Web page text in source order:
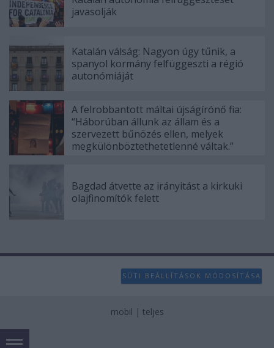
javasolják
Katalán válság: Nagyon úgy tűnik, a
spanyol kormány felfüggeszti a régió
autonómiáját
A felrobbantott máltai újságírónő fia:
“Háborúban állunk az állam és a
szervezett bűnözés ellen, melyek
megkülönböztethetetlenné váltak.”
Bagdad átvette az irányitást a kirkuki
olajfinomítók felett
SÜTI BEÁLLÍTÁSOK MÓDOSÍTÁSA
mobil | teljes